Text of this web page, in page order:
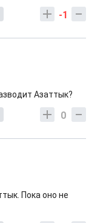
-1
Азаттык?
0
Пока оно не